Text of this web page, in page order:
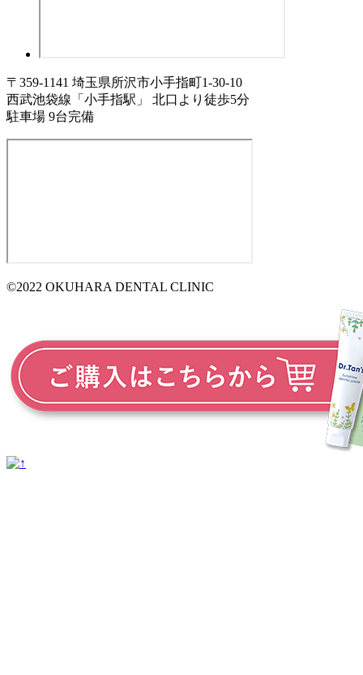
〒359-1141 埼玉県所沢市小手指町1-30-10
西武池袋線「小手指駅」 北口より徒歩5分
駐車場 9台完備
©2022 OKUHARA DENTAL CLINIC